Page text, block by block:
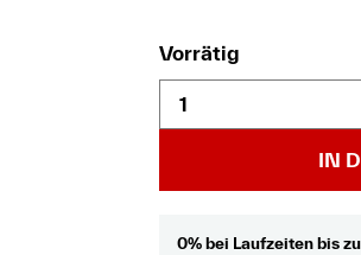
Vorrätig
IN
0% bei Laufzeiten bis